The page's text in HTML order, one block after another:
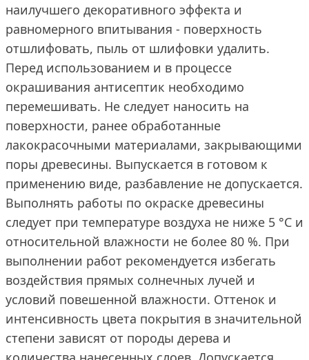
наилучшего декоративного эффекта и
равномерного впитывания - поверхность
отшлифовать, пыль от шлифовки удалить.
Перед использованием и в процессе
окрашивания антисептик необходимо
перемешивать. Не следует наносить на
поверхности, ранее обработанные
лакокрасочными материалами, закрывающими
поры древесины. Выпускается в готовом к
применению виде, разбавление не допускается.
Выполнять работы по окраске древесины
следует при температуре воздуха не ниже 5 °С и
относительной влажности не более 80 %. При
выполнении работ рекомендуется избегать
воздействия прямых солнечных лучей и
условий повешенной влажности. Оттенок и
интенсивность цвета покрытия в значительной
степени зависят от породы дерева и